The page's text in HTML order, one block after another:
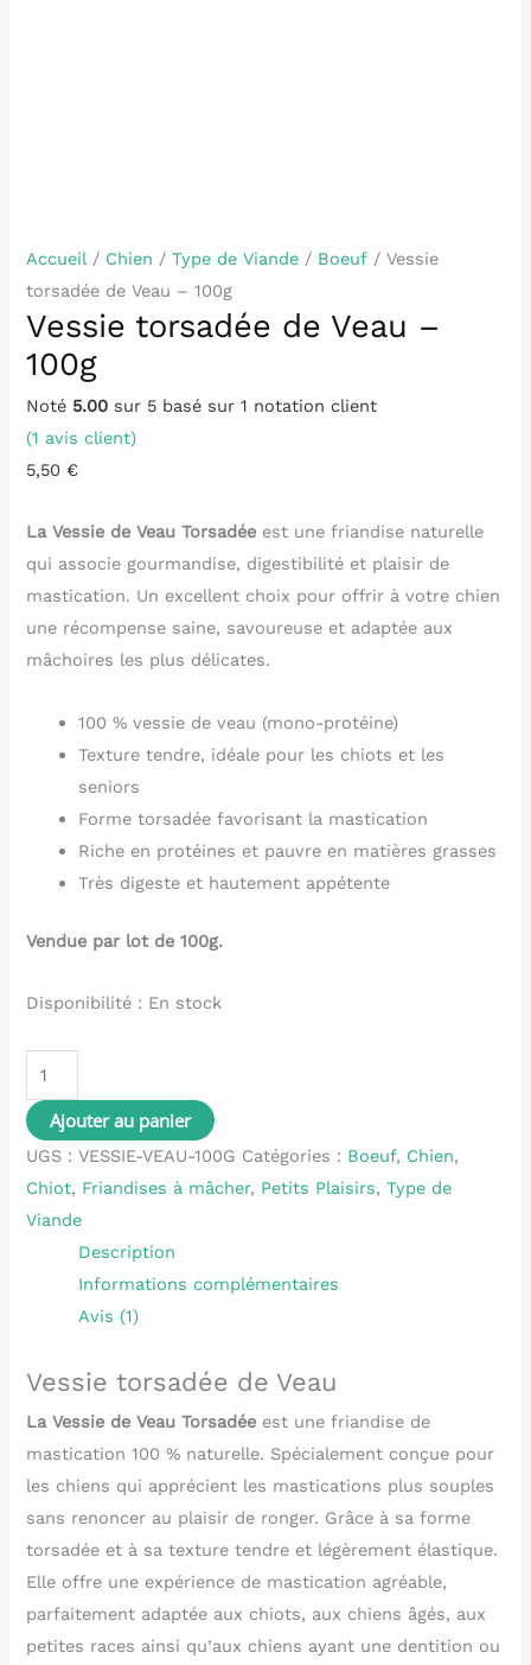
Accueil/ Chien /Type de Viande / Boeuf / Vessie
torsadée de Veau – 100g
Vessie torsadée de Veau –
100g
Noté 5.00 sur 5 basé sur1 notation client
(1 avis client)
5,50 €
La Vessie de Veau Torsadée est une friandise naturelle
qui associe gourmandise, digestibilité et plaisir de
mastication. Un excellent choix pour offrir à votre chien
une récompense saine, savoureuse et adaptée aux
mâchoires les plus délicates.
100 % vessie de veau (mono-protéine)
Texture tendre, idéale pour les chiots et les
seniors
Forme torsadée favorisant la mastication
Riche en protéines et pauvre en matières grasses
Très digeste et hautement appétente
Vendue par lot de 100g.
Disponibilité : En stock
Ajouter au panier
UGS :VESSIE-VEAU-100G Catégories : Boeuf, Chien,
Chiot, Friandises à mâcher, Petits Plaisirs,Type de
Viande
Description
Informations complémentaires
Avis (1)
Vessie torsadée de Veau
La Vessie de Veau Torsadée est une friandise de
mastication 100 % naturelle. Spécialement conçue pour
les chiens qui apprécient les mastications plus souples
sans renoncer au plaisir de ronger. Grâce à sa forme
torsadée et à sa texture tendre et légèrement élastique.
Elle offre une expérience de mastication agréable,
parfaitement adaptée aux chiots, aux chiens âgés, aux
petites races ainsi qu’aux chiens ayant une dentition ou